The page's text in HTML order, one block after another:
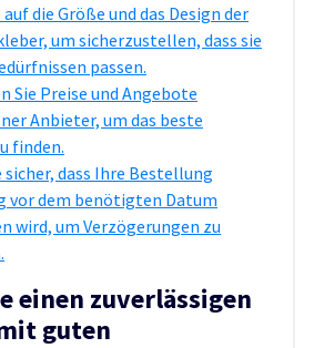
die Größe und das Design der
um sicherzustellen, dass sie
passen.
Sie Preise und Angebote
Anbieter, um das beste
finden.
sicher, dass Ihre Bestellung
vor dem benötigten Datum
wird, um Verzögerungen zu
einen zuverlässigen
guten